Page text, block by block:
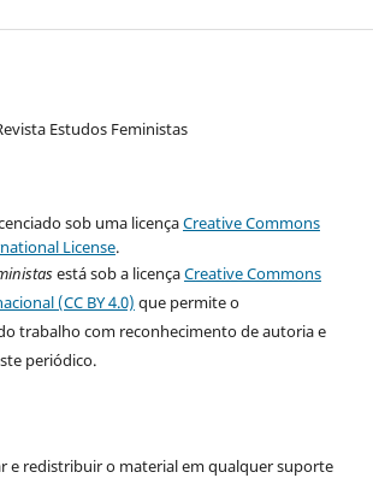
Estudos Feministas
sob uma licençaCreative Commons
License.
está sob a licençaCreative Commons
(CC BY 4.0) que permite o
trabalho com reconhecimento de autoria e
periódico.
e redistribuir o material em qualquer suporte